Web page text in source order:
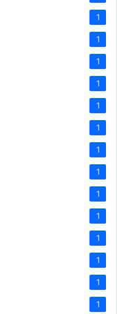
1
1
1
1
1
1
1
1
1
1
1
1
1
1